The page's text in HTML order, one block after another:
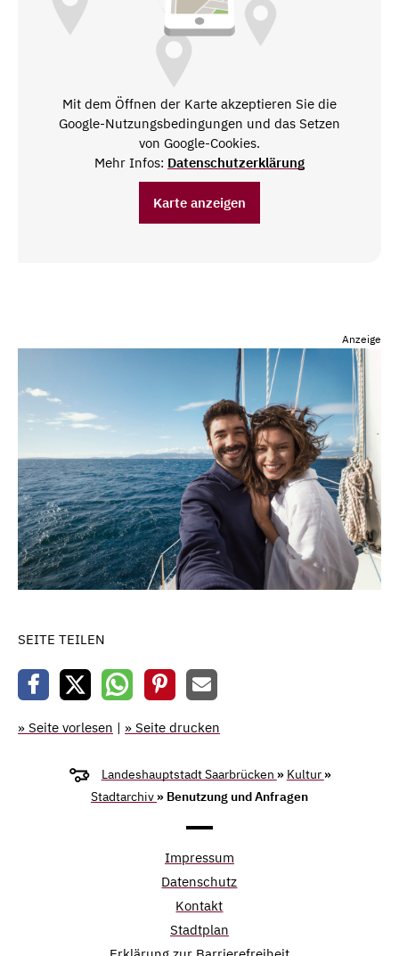
Mit dem Öffnen der Karte akzeptieren Sie die
Google-Nutzungsbedingungen und das Setzen
von Google-Cookies.
Mehr Infos: Datenschutzerklärung
Karte anzeigen
Anzeige
SEITE TEILEN
» Seite vorlesen | » Seite drucken
Landeshauptstadt Saarbrücken » Kultur »
Stadtarchiv » Benutzung und Anfragen
Impressum
Datenschutz
Kontakt
Stadtplan